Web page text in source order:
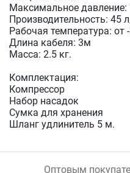
Максимальное давление:
Производительность: 45
Рабочая температура: от
Длина кабеля: 3м
Масса: 2.5 кг.
Комплектация:
Компрессор
Набор насадок
Сумка для хранения
Шланг удлинитель 5 м.
Оптовым